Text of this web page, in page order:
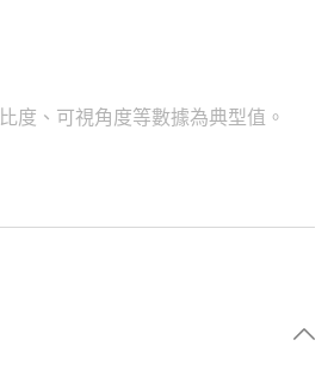
度、可視角度等數據為典型值。